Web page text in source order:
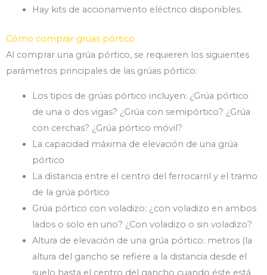
Hay kits de accionamiento eléctrico disponibles.
Cómo comprar grúas pórtico
Al comprar una grúa pórtico, se requieren los siguientes
parámetros principales de las grúas pórtico:
Los tipos de grúas pórtico incluyen: ¿Grúa pórtico
de una o dos vigas? ¿Grúa con semipórtico? ¿Grúa
con cerchas? ¿Grúa pórtico móvil?
La capacidad máxima de elevación de una grúa
pórtico
La distancia entre el centro del ferrocarril y el tramo
de la grúa pórtico
Grúa pórtico con voladizo: ¿con voladizo en ambos
lados o solo en uno? ¿Con voladizo o sin voladizo?
Altura de elevación de una grúa pórtico: metros (la
altura del gancho se refiere a la distancia desde el
suelo hasta el centro del gancho cuando éste está